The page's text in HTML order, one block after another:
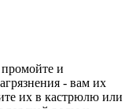
и
- вам их
их в кастрюлю или